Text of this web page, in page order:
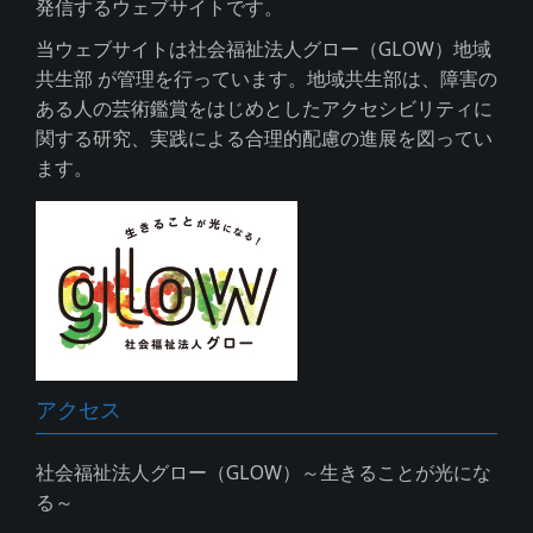
発信するウェブサイトです。
当ウェブサイトは社会福祉法人グロー（GLOW）地域
共生部 が管理を行っています。地域共生部は、障害の
ある人の芸術鑑賞をはじめとしたアクセシビリティに
関する研究、実践による合理的配慮の進展を図ってい
ます。
アクセス
社会福祉法人グロー（GLOW）～生きることが光にな
る～